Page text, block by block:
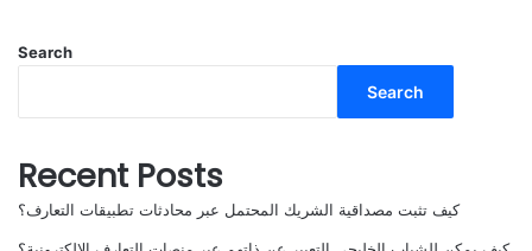
Search
Search
Recent Posts
كيف تثبت مصداقية الشريك المحتمل عبر محادثات تطبيقات التعارف؟